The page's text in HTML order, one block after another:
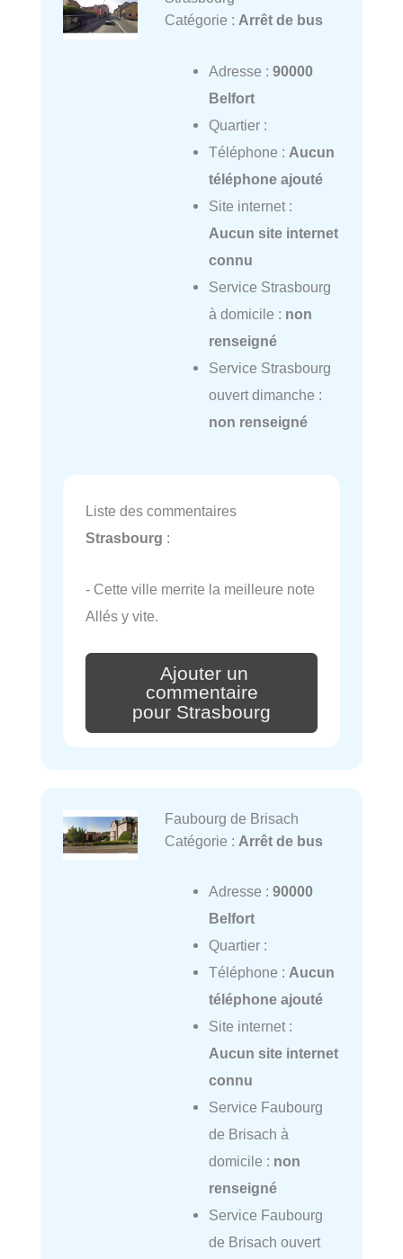
Catégorie : Arrêt de bus
Adresse : 90000
Belfort
Quartier :
Téléphone : Aucun
téléphone ajouté
Site internet :
Aucun site internet
connu
Service Strasbourg
à domicile : non
renseigné
Service Strasbourg
ouvert dimanche :
non renseigné
Liste des commentaires
Strasbourg :
- Cette ville merrite la meilleure note
Allés y vite.
Ajouter un
commentaire
pour Strasbourg
Faubourg de Brisach
Catégorie : Arrêt de bus
Adresse : 90000
Belfort
Quartier :
Téléphone : Aucun
téléphone ajouté
Site internet :
Aucun site internet
connu
Service Faubourg
de Brisach à
domicile : non
renseigné
Service Faubourg
de Brisach ouvert